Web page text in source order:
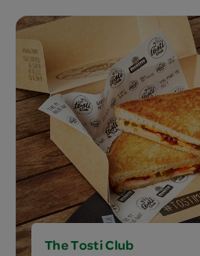
The Tosti Club